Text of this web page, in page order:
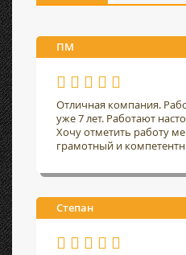
ПМ
Отличная компания.
уже 7 лет. Работают
Хочу отметить работу
грамотный и
Степан